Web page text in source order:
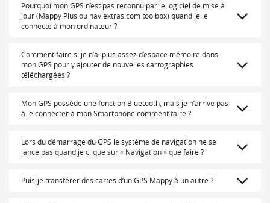
Pourquoi mon GPS n’est pas reconnu par le logiciel de mise à
jour (Mappy Plus ou naviextras.com toolbox) quand je le
connecte à mon ordinateur ?
Comment faire si je n’ai plus assez d’espace mémoire dans
mon GPS pour y ajouter de nouvelles cartographies
téléchargées ?
Mon GPS possède une fonction Bluetooth, mais je n’arrive pas
à le connecter à mon Smartphone comment faire ?
Lors du démarrage du GPS le système de navigation ne se
lance pas quand je clique sur « Navigation » que faire ?
Puis-je transférer des cartes d’un GPS Mappy à un autre ?